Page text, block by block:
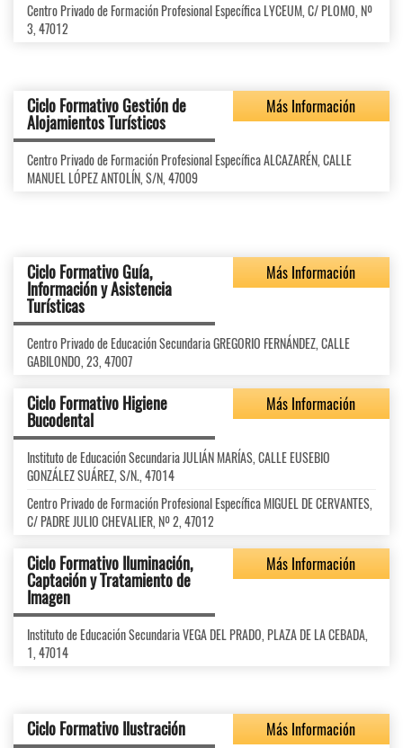
Centro Privado de Formación Profesional Específica LYCEUM, C/ PLOMO, Nº
3, 47012
Ciclo Formativo Gestión de
Alojamientos Turísticos
Más Información
Centro Privado de Formación Profesional Específica ALCAZARÉN, CALLE
MANUEL LÓPEZ ANTOLÍN, S/N, 47009
Ciclo Formativo Guía,
Información y Asistencia
Turísticas
Más Información
Centro Privado de Educación Secundaria GREGORIO FERNÁNDEZ, CALLE
GABILONDO, 23, 47007
Ciclo Formativo Higiene
Bucodental
Más Información
Instituto de Educación Secundaria JULIÁN MARÍAS, CALLE EUSEBIO
GONZÁLEZ SUÁREZ, S/N., 47014
Centro Privado de Formación Profesional Específica MIGUEL DE CERVANTES,
C/ PADRE JULIO CHEVALIER, Nº 2, 47012
Ciclo Formativo Iluminación,
Captación y Tratamiento de
Imagen
Más Información
Instituto de Educación Secundaria VEGA DEL PRADO, PLAZA DE LA CEBADA,
1, 47014
Ciclo Formativo Ilustración Más Información